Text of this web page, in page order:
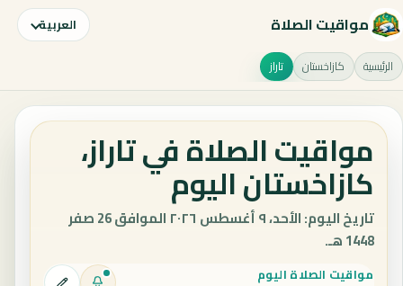
مواقيت الصلاة العربية
الرئيسية كازاخستان تاراز
مواقيت الصلاة في تاراز،
كازاخستان اليوم
تاريخ اليوم: الأحد، ٩ أغسطس ٢٠٢٦ الموافق 26 صفر
1448 هـ.
مواقيت الصلاة اليوم